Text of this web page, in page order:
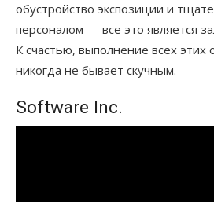
обустройство экспозиции и
персоналом — все это является
К счастью, выполнение всех этих
никогда не бывает скучным.
Software Inc.